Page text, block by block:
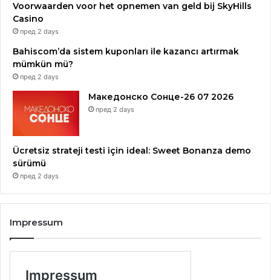
Voorwaarden voor het opnemen van geld bij SkyHills
Casino
пред 2 days
Bahiscom’da sistem kuponları ile kazancı artırmak
mümkün mü?
пред 2 days
Македонско Сонце-26 07 2026
пред 2 days
Ücretsiz strateji testi için ideal: Sweet Bonanza demo
sürümü
пред 2 days
Impressum